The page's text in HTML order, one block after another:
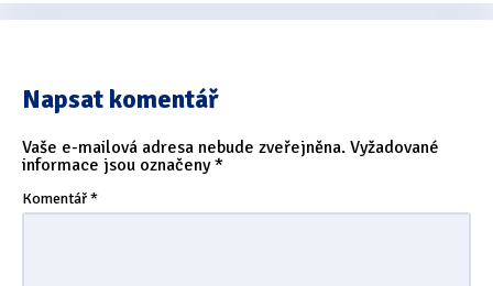
Tipy & triky(17)
Napsat komentář
Vaše e-mailová adresa nebude zveřejněna. Vyžadované
informace jsou označeny*
Komentář*